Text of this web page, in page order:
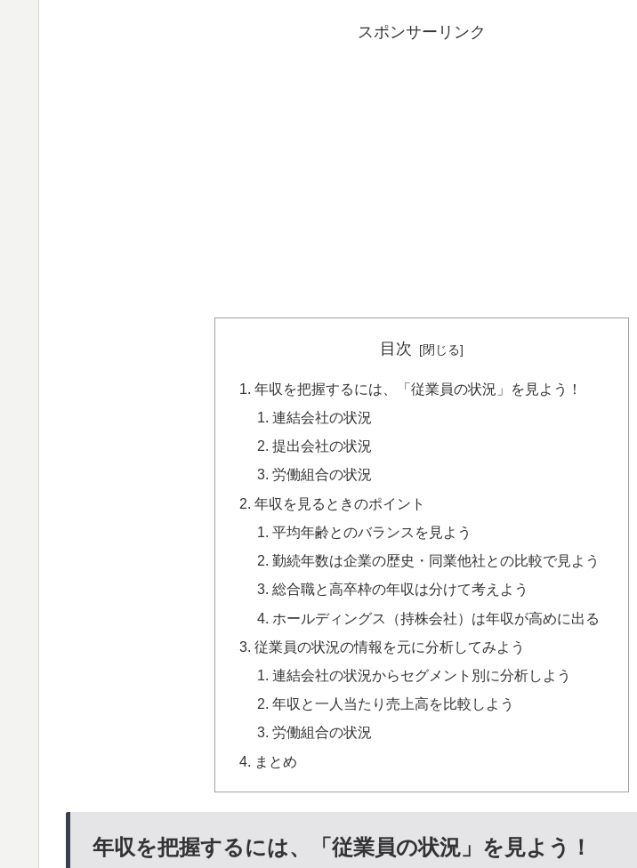
スポンサーリンク
目次
年収を把握するには、「従業員の状況」を見よう！
連結会社の状況
提出会社の状況
労働組合の状況
年収を見るときのポイント
平均年齢とのバランスを見よう
勤続年数は企業の歴史・同業他社との比較で見よう
総合職と高卒枠の年収は分けて考えよう
ホールディングス（持株会社）は年収が高めに出る
従業員の状況の情報を元に分析してみよう
連結会社の状況からセグメント別に分析しよう
年収と一人当たり売上高を比較しよう
労働組合の状況
まとめ
年収を把握するには、「従業員の状況」を見よう！